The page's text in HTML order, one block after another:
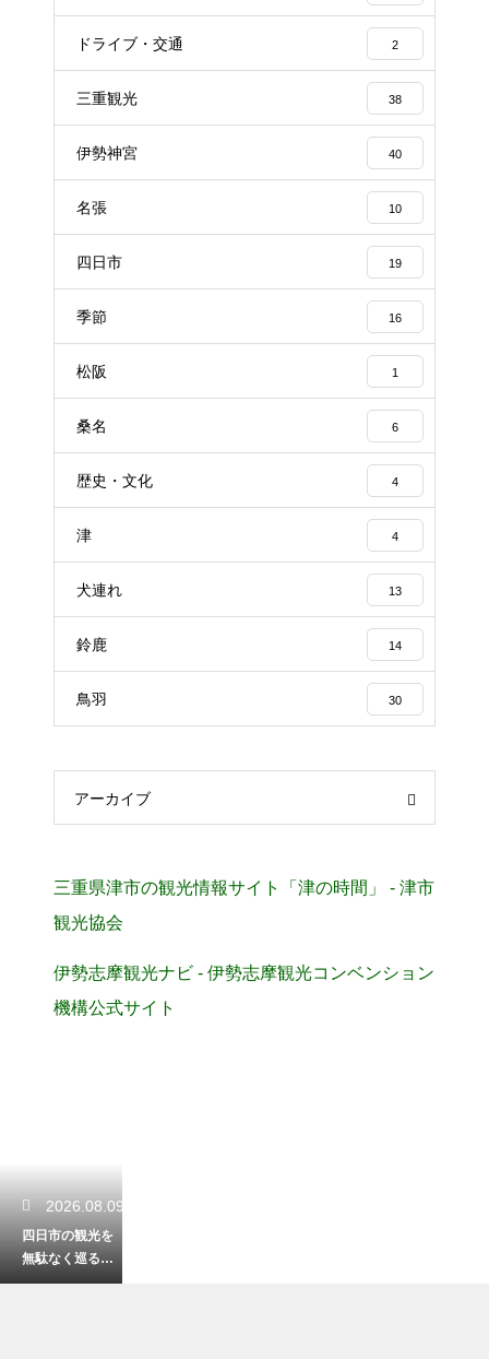
ドライブ・交通 2
三重観光 38
伊勢神宮 40
名張 10
四日市 19
季節 16
松阪 1
桑名 6
歴史・文化 4
津 4
犬連れ 13
鈴鹿 14
鳥羽 30
アーカイブ
三重県津市の観光情報サイト「津の時間」 - 津市
観光協会
伊勢志摩観光ナビ - 伊勢志摩観光コンベンション
機構公式サイト
2026.08.09
四日市の観光を
無駄なく巡るモ
デルコース！効